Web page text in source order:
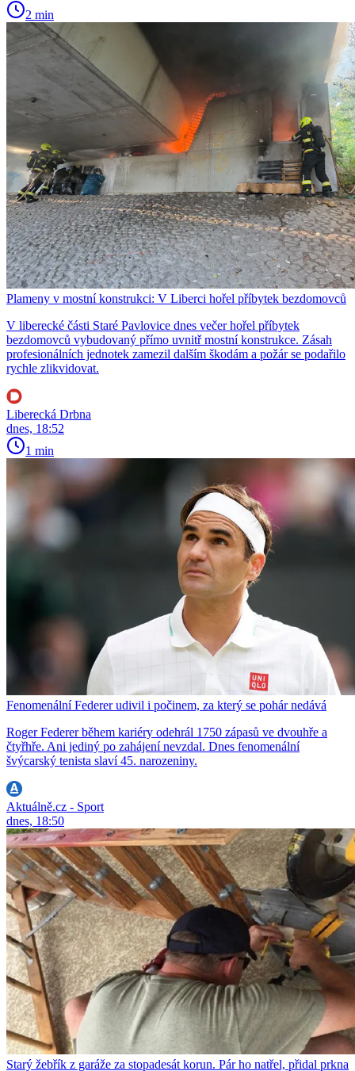
2 min
Plameny v mostní konstrukci: V Liberci hořel příbytek bezdomovců
V liberecké části Staré Pavlovice dnes večer hořel příbytek
bezdomovců vybudovaný přímo uvnitř mostní konstrukce. Zásah
profesionálních jednotek zamezil dalším škodám a požár se podařilo
rychle zlikvidovat.
Liberecká Drbna
dnes, 18:52
1 min
Fenomenální Federer udivil i počinem, za který se pohár nedává
Roger Federer během kariéry odehrál 1750 zápasů ve dvouhře a
čtyřhře. Ani jediný po zahájení nevzdal. Dnes fenomenální
švýcarský tenista slaví 45. narozeniny.
Aktuálně.cz - Sport
dnes, 18:50
Starý žebřík z garáže za stopadesát korun. Pár ho natřel, přidal prkna